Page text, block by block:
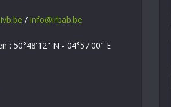
/ info@irbab.be
: 50°48'12" N - 04°57'00" E